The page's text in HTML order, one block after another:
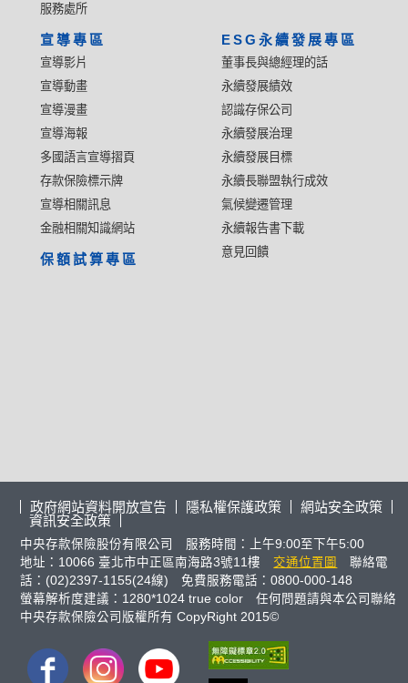
服務處所
宣導專區
宣導影片
宣導動畫
宣導漫畫
宣導海報
多國語言宣導摺頁
存款保險標示牌
宣導相關訊息
金融相關知識網站
ESG永續發展專區
董事長與總經理的話
永續發展績效
認識存保公司
永續發展治理
永續發展目標
永續長聯盟執行成效
氣候變遷管理
永續報告書下載
意見回饋
保額試算專區
政府網站資料開放宣告 隱私權保護政策
網站安全政策
資訊安全政策
中央存款保險股份有限公司 服務時間：上午9:00至下午5:00
地址：10066 臺北市中正區南海路3號11樓
交通位置圖
聯絡電
話：(02)2397-1155(24線) 免費服務電話：0800-000-148
螢幕解析度建議：1280*1024 true color 任何問題請與本公司聯絡
中央存款保險公司版權所有 CopyRight 2015©
youtube